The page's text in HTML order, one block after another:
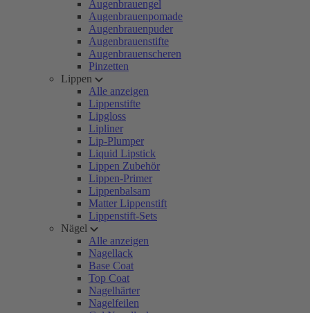
Augenbrauengel
Augenbrauenpomade
Augenbrauenpuder
Augenbrauenstifte
Augenbrauenscheren
Pinzetten
Lippen
Alle anzeigen
Lippenstifte
Lipgloss
Lipliner
Lip-Plumper
Liquid Lipstick
Lippen Zubehör
Lippen-Primer
Lippenbalsam
Matter Lippenstift
Lippenstift-Sets
Nägel
Alle anzeigen
Nagellack
Base Coat
Top Coat
Nagelhärter
Nagelfeilen